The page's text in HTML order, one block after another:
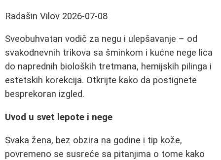
Radašin Vilov 2026-07-08
Sveobuhvatan vodič za negu i ulepšavanje – od
svakodnevnih trikova sa šminkom i kućne nege lica
do naprednih bioloških tretmana, hemijskih pilinga i
estetskih korekcija. Otkrijte kako da postignete
besprekoran izgled.
Uvod u svet lepote i nege
Svaka žena, bez obzira na godine i tip kože,
povremeno se susreće sa pitanjima o tome kako